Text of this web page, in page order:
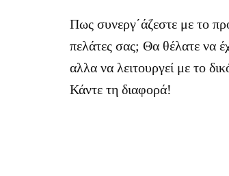
Πως συνεργ΄άζεστε με το
πελάτες σας; Θα θέλατε να
αλλα να λειτουργεί με το
Κάντε τη διαφορά!